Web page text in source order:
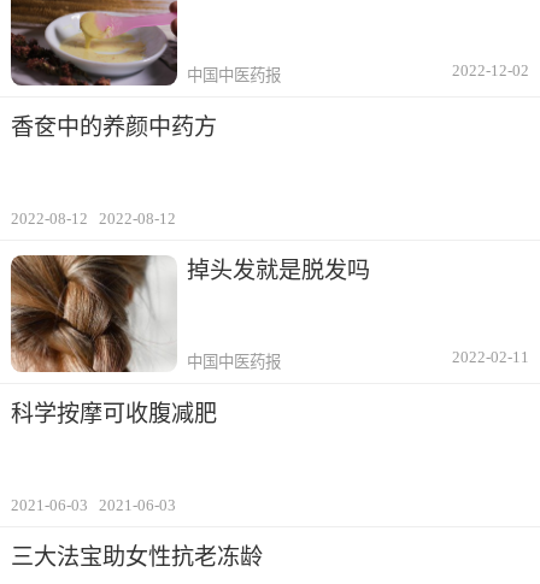
中国中医药报 2022-12-02
香奁中的养颜中药方
2022-08-12 2022-08-12
掉头发就是脱发吗
中国中医药报 2022-02-11
科学按摩可收腹减肥
2021-06-03 2021-06-03
三大法宝助女性抗老冻龄